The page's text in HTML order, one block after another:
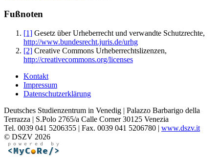
Fußnoten
[1] Gesetz über Urheberrecht und verwandte Schutzrechte,
http://www.bundesrecht.juris.de/urhg
[2] Creative Commons Urheberrechtslizenzen,
http://creativecommons.org/licenses
Kontakt
Impressum
Datenschutzerklärung
Deutsches Studienzentrum in Venedig | Palazzo Barbarigo della
Terrazza | S.Polo 2765/a Calle Corner 30125 Venezia
Tel. 0039 041 5206355 | Fax. 0039 041 5206780 | www.dszv.it
© DSZV 2026